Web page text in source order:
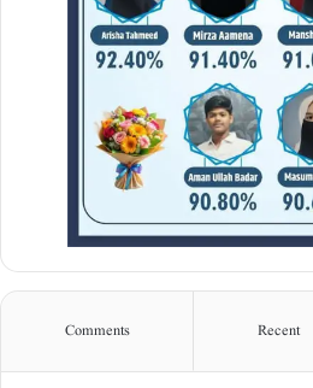
Recent
Comments